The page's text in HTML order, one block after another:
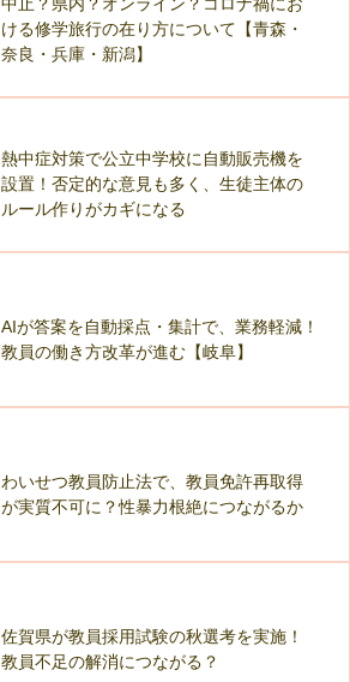
ける修学旅行の在り方について【青森・
奈良・兵庫・新潟】
熱中症対策で公立中学校に自動販売機を
設置！否定的な意見も多く、生徒主体の
ルール作りがカギになる
AIが答案を自動採点・集計で、業務軽減！
教員の働き方改革が進む【岐阜】
わいせつ教員防止法で、教員免許再取得
が実質不可に？性暴力根絶につながるか
佐賀県が教員採用試験の秋選考を実施！
教員不足の解消につながる？